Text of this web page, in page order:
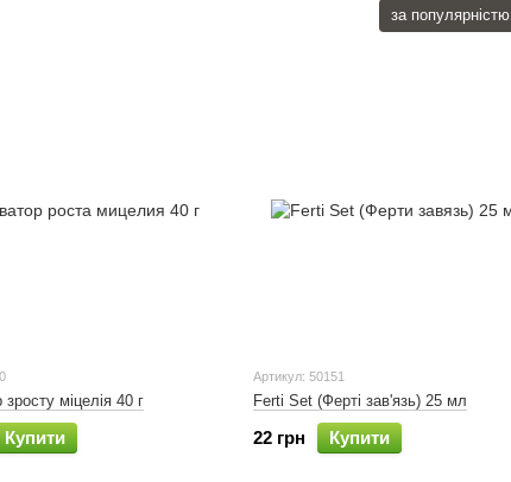
за популярністю
міцелія 40 г
Купити
Артикул: 50151
Ferti Set (Ферті зав'язь) 25 мл
22 грн Купити